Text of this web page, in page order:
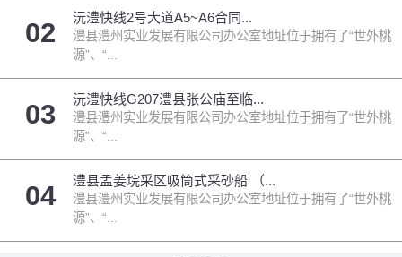
02 沅澧快线2号大道A5~A6合同...
澧县澧州实业发展有限公司办公室地址位于拥有了“世外桃
源”、“...
03 沅澧快线G207澧县张公庙至临...
澧县澧州实业发展有限公司办公室地址位于拥有了“世外桃
源”、“...
04 澧县孟姜垸采区吸筒式采砂船 （...
澧县澧州实业发展有限公司办公室地址位于拥有了“世外桃
源”、“...